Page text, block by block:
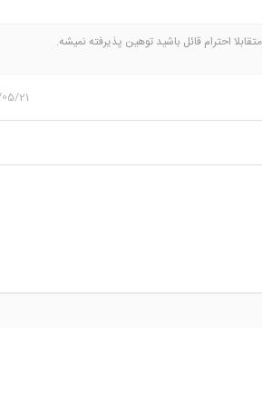
احترام قائل باشید توهین پذیرفته نمیشه.
21